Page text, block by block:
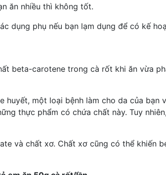
ăn nhiều thì không tốt.
phụ nếu bạn lạm dụng để có kế
beta-carotene trong cà rốt khi ăn vừa
một loại bệnh làm cho da của bạn
thực phẩm có chứa chất này. Tuy
và chất xơ. Chất xơ cũng có thể khiến